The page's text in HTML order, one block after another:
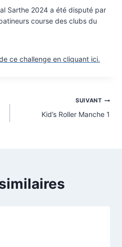
Sarthe 2024 a été disputé par
course des clubs du
ce challenge en cliquant ici.
SUIVANT
Kid’s Roller Manche 1